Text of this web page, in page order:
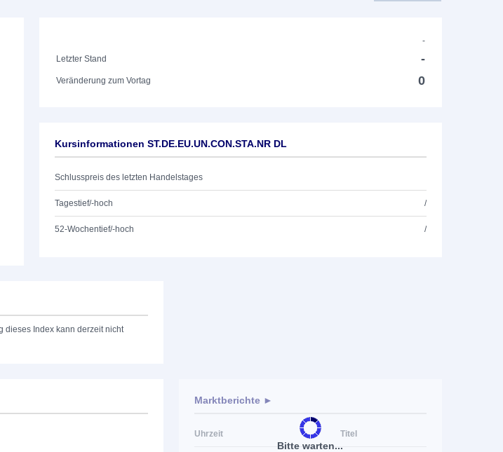
-
Letzter Stand
-
Veränderung zum Vortag 0
Kursinformationen ST.DE.EU.UN.CON.STA.NR DL
Schlusspreis des letzten Handelstages
Tagestief/-hoch /
52-Wochentief/-hoch /
dieses Index kann derzeit nicht
Bitte warten...
Marktberichte ►
Uhrzeit Titel